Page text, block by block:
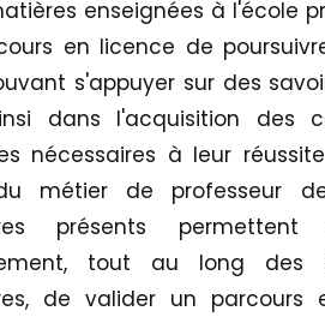
enseignées à l'école
en licence de
s'appuyer sur des
dans l'acquisition des
nécessaires à leur
métier de professeur
présents
tout au long
de valider un